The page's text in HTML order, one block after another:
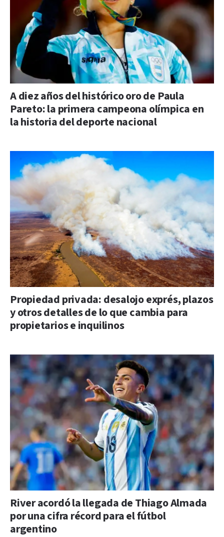
A diez años del histórico oro de Paula
Pareto: la primera campeona olímpica en
la historia del deporte nacional
Propiedad privada: desalojo exprés, plazos
y otros detalles de lo que cambia para
propietarios e inquilinos
River acordó la llegada de Thiago Almada
por una cifra récord para el fútbol
argentino